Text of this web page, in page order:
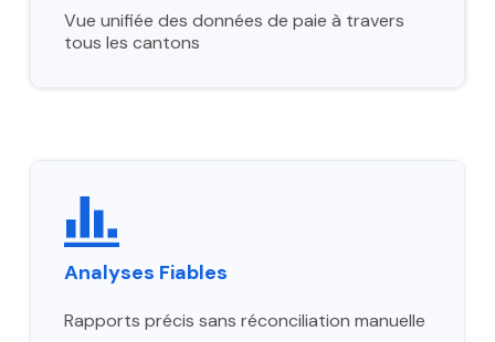
Vue unifiée des données de paie à travers
tous les cantons
Analyses Fiables
Rapports précis sans réconciliation manuelle